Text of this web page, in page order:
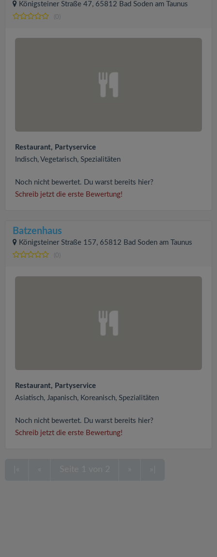
Königsteiner Straße 47, 65812 Bad Soden am Taunus
(0)
Restaurant, Partyservice
Indisch, Vegetarisch, Spezialitäten
Noch nicht bewertet. Du warst bereits hier?
Schreib jetzt die erste Bewertung!
Batzenhaus
Königsteiner Straße 157, 65812 Bad Soden am Taunus
(0)
Restaurant, Partyservice
Asiatisch, Japanisch, Koreanisch, Spezialitäten
Noch nicht bewertet. Du warst bereits hier?
Schreib jetzt die erste Bewertung!